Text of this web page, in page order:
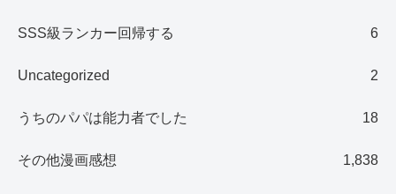
SSS級ランカー回帰する 6
Uncategorized 2
うちのパパは能力者でした 18
その他漫画感想 1,838